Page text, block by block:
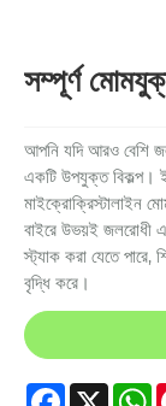
সম্পূর্ণ
আপনি যদি আরও বেশি
একটি উপযুক্ত বিকল্প।
মাইক্রোক্রিস্টালাইন
বাইরে উভয়ই জলরোধী
স্ট্যাক করা যেতে পারে,
বৃদ্ধি করে।
Facebook
X